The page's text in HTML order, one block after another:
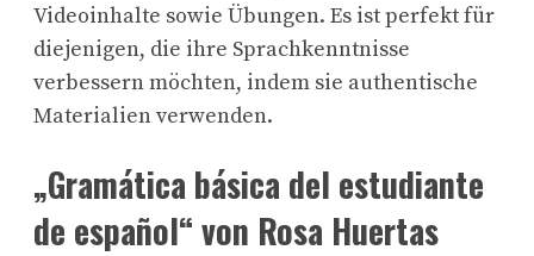
Videoinhalte sowie Übungen. Es ist perfekt für
diejenigen, die ihre Sprachkenntnisse
verbessern möchten, indem sie authentische
Materialien verwenden.
„Gramática básica del estudiante
de español“ von Rosa Huertas